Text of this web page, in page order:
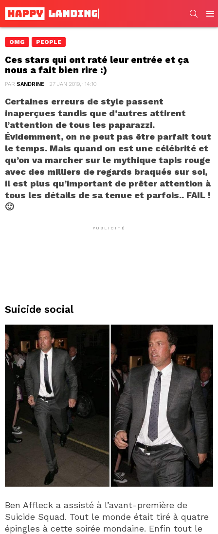
OMG PEOPLE
Ces stars qui ont raté leur entrée et ça
nous a fait bien rire :)
PAR SANDRINE 27 JAN 2019, · 14:10
Certaines erreurs de style passent
inaperçues tandis que d’autres attirent
l’attention de tous les paparazzi.
Évidemment, on ne peut pas être parfait tout
le temps. Mais quand on est une célébrité et
qu’on va marcher sur le mythique tapis rouge
avec des milliers de regards braqués sur soi,
il est plus qu’important de prêter attention à
tous les détails de sa tenue et parfois.. FAIL !
🙂
PUBLICITÉ
Suicide social
Ben Affleck a assisté à l’avant-première de
Suicide Squad. Tout le monde était tiré à quatre
épingles à cette soirée mondaine. Enfin tout le